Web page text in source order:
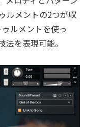
ルメントの2つが収
ルメントを使っ
を表現可能。